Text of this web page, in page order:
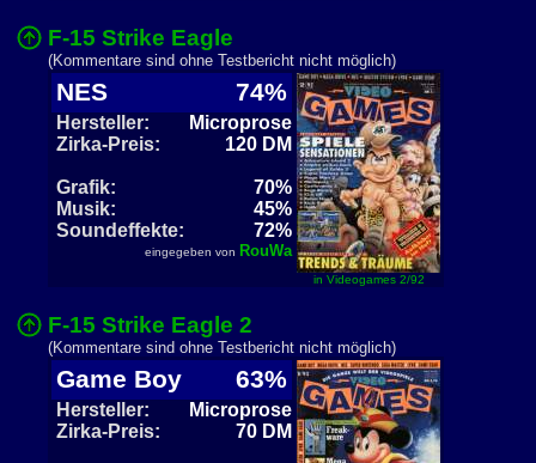
F-15 Strike Eagle
(Kommentare sind ohne Testbericht nicht möglich)
NES 74%
Hersteller:
Microprose
Zirka-Preis:
120 DM
Grafik:
70%
Musik:
45%
Soundeffekte:
72%
eingegeben von RouWa
in Videogames 2/92
F-15 Strike Eagle 2
(Kommentare sind ohne Testbericht nicht möglich)
Game Boy 63%
Hersteller:
Microprose
Zirka-Preis:
70 DM